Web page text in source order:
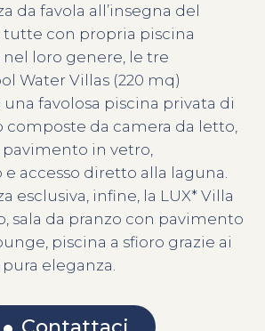
da favola all’insegna del
con propria piscina
loro genere, le tre
Water Villas (220 mq)
favolosa piscina privata di
composte da camera da letto,
in vetro,
accesso diretto alla laguna.
esclusiva, infine, la LUX* Villa
sala da pranzo con pavimento
piscina a sfioro grazie ai
eleganza.